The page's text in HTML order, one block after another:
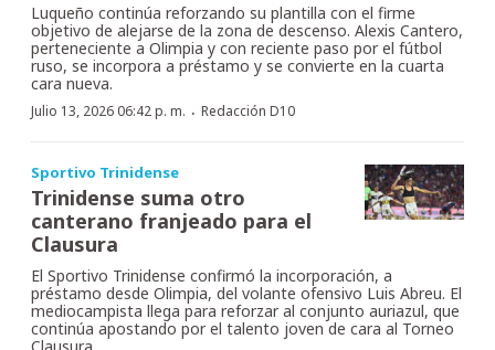
Luqueño continúa reforzando su plantilla con el firme
objetivo de alejarse de la zona de descenso. Alexis Cantero,
perteneciente a Olimpia y con reciente paso por el fútbol
ruso, se incorpora a préstamo y se convierte en la cuarta
cara nueva.
Julio 13, 2026 06:42 p. m. · Redacción D10
Sportivo Trinidense
Trinidense suma otro
canterano franjeado para el
Clausura
El Sportivo Trinidense confirmó la incorporación, a
préstamo desde Olimpia, del volante ofensivo Luis Abreu. El
mediocampista llega para reforzar al conjunto auriazul, que
continúa apostando por el talento joven de cara al Torneo
Clausura.